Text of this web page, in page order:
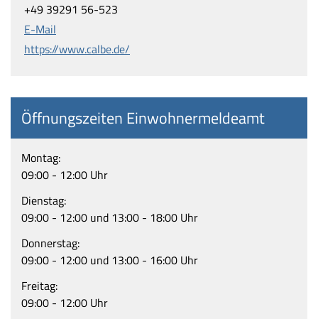
+49 39291 56-523
E-Mail
https://www.calbe.de/
Öffnungszeiten Einwohnermeldeamt
Montag:
09:00 - 12:00 Uhr
Dienstag:
09:00 - 12:00 und 13:00 - 18:00 Uhr
Donnerstag:
09:00 - 12:00 und 13:00 - 16:00 Uhr
Freitag:
09:00 - 12:00 Uhr